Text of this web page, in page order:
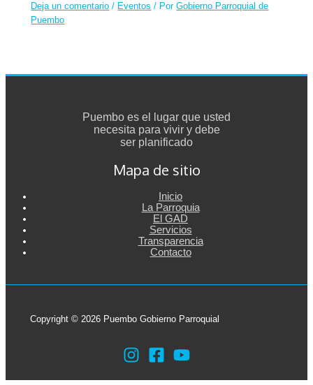
Deja un comentario / Eventos / PorGobierno Parroquial de
Puembo
Puembo es el lugar que usted
necesita para vivir y debe
ser planificado
Mapa de sitio
Inicio
La Parroquia
El GAD
Servicios
Transparencia
Contacto
Copyright © 2026 Puembo Gobierno Parroquial